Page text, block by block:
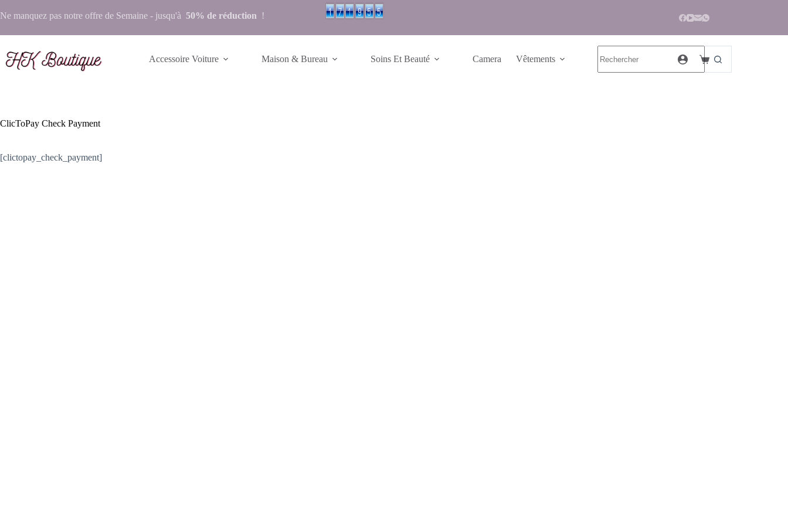
Ne manquez pas notre offre de Semaine - jusqu'à 50% de réduction !
Accessoire Voiture Maison & Bureau Soins Et Beauté Camera Vêtements
ClicToPay Check Payment
[clictopay_check_payment]